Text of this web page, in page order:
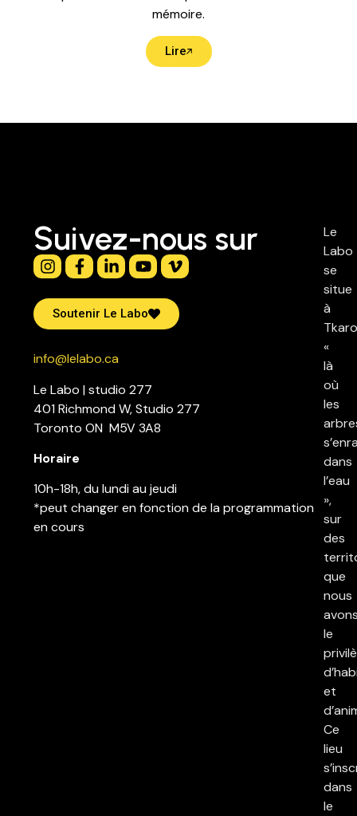
mémoire.
Lire
Suivez-nous sur
Soutenir Le Labo
info@lelabo.ca
Le Labo | studio 277
401 Richmond W, Studio 277
Toronto ON M5V 3A8
Horaire
10h-18h, du lundi au jeudi
*peut changer en fonction de la programmation
en cours
Le
Labo
se
situe
à
«
là
où
les
dans
l’eau
»,
sur
des
que
nous
le
et
Ce
lieu
dans
le